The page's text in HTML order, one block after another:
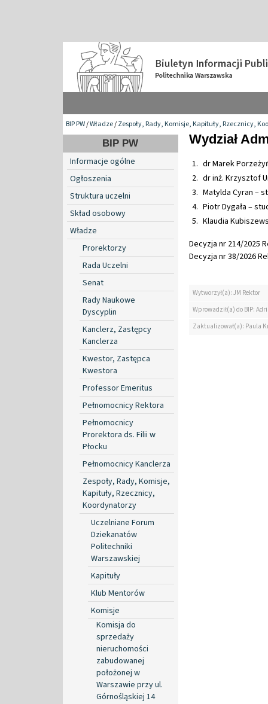
BIP PW/Władze/Zespoły, Rady, Komisje, Kapituły, Rzecznicy,
BIP PW
Informacje ogólne
Ogłoszenia
Struktura uczelni
Skład osobowy
Władze
Prorektorzy
Rada Uczelni
Senat
Rady Naukowe
Dyscyplin
Kanclerz, Zastępcy
Kanclerza
Kwestor, Zastępca
Kwestora
Professor Emeritus
Pełnomocnicy Rektora
Pełnomocnicy
Prorektora ds. Filii w
Płocku
Pełnomocnicy Kanclerza
Zespoły, Rady, Komisje,
Kapituły, Rzecznicy,
Koordynatorzy
Uczelniane Forum
Dziekanatów
Politechniki
Warszawskiej
Kapituły
Klub Mentorów
Komisje
Komisja do
sprzedaży
nieruchomości
zabudowanej
położonej w
Warszawie przy ul.
Górnośląskiej 14
Wydział
dr Marek
dr inż. Krzysztof
Matylda Cyran –
Piotr Dygała –
Klaudia
Decyzja nr 214/2025
Decyzja nr 38/2026
Wytworzył(a): JM Rektor
Wprowadził(a) do BIP:
Zaktualizował(a): Paula